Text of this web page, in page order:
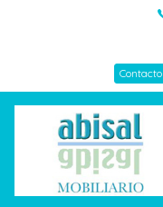
Contacto